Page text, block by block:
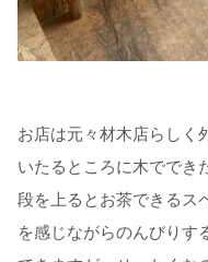
お店は元々材木店らしく
いたるところに木ででき
段を上るとお茶できるス
を感じながらのんびりす